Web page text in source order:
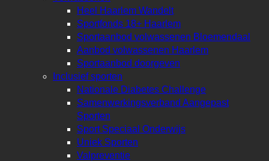
Heel Haarlem Wandelt
Sportfonds 18+ Haarlem
Sportaanbod volwassenen Bloemendaal
Aanbod volwassenen Haarlem
Sportaanbod doorgeven
Inclusief sporten
Nationale Diabetes Challenge
Samenwerkingsverband Aangepast
Sporten
Sport Speciaal Onderwijs
Uniek Sporten
Valpreventie